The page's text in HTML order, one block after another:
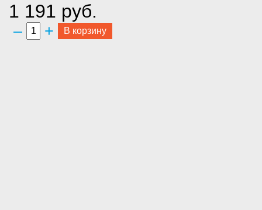
1 191 руб.
– + В корзину